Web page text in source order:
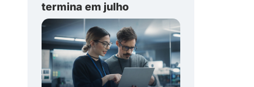
termina em julho